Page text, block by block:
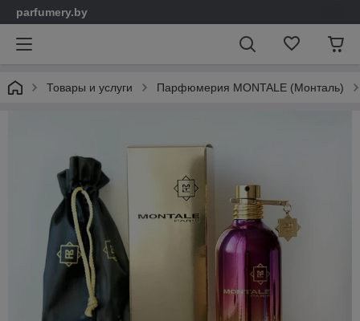
parfumery.by
Товары и услуги Парфюмерия MONTALE (Монталь)